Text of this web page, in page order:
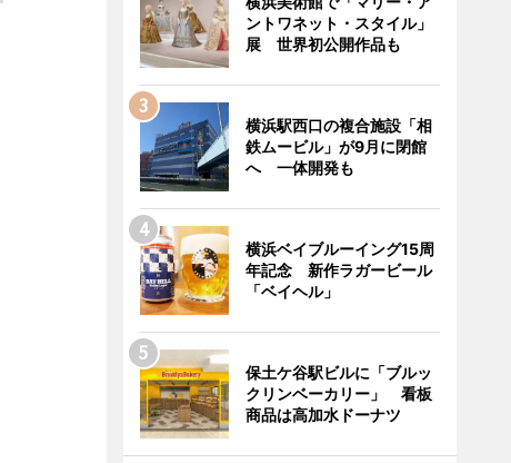
ントワネット・スタイル」
展 世界初公開作品も
横浜駅西口の複合施設「相
鉄ムービル」が9月に閉館
へ 一体開発も
横浜ベイブルーイング15周
年記念 新作ラガービール
「ベイヘル」
保土ケ谷駅ビルに「ブルッ
クリンベーカリー」 看板
商品は高加水ドーナツ